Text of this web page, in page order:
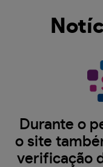
Durante o
o site
verificação